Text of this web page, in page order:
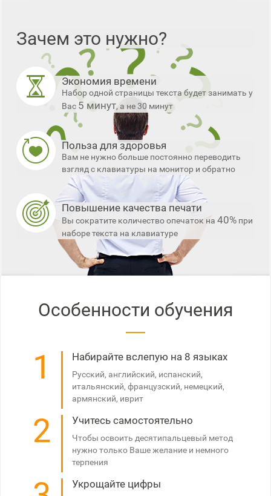
Зачем это нужно?
Экономия времени
Набор одной страницы текста будет занимать у
Вас 5 минут, а не 30 минут
Польза для здоровья
Вам не нужно больше постоянно переводить
взгляд с клавиатуры на монитор и обратно
Повышение качества печати
Вы сократите количество опечаток на 40% при
наборе текста на клавиатуре
Особенности обучения
1 Набирайте вслепую на 8 языках
Русский, английский, испанский,
итальянский, французский, немецкий,
армянский, иврит
2 Учитесь самостоятельно
Чтобы освоить десятипальцевый метод
нужно только Ваше желание и немного
терпения
Укрощайте цифры